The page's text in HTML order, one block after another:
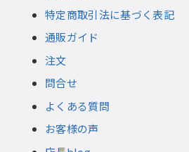
特定商取引法に基づく表記
通販ガイド
注文
問合せ
よくある質問
お客様の声